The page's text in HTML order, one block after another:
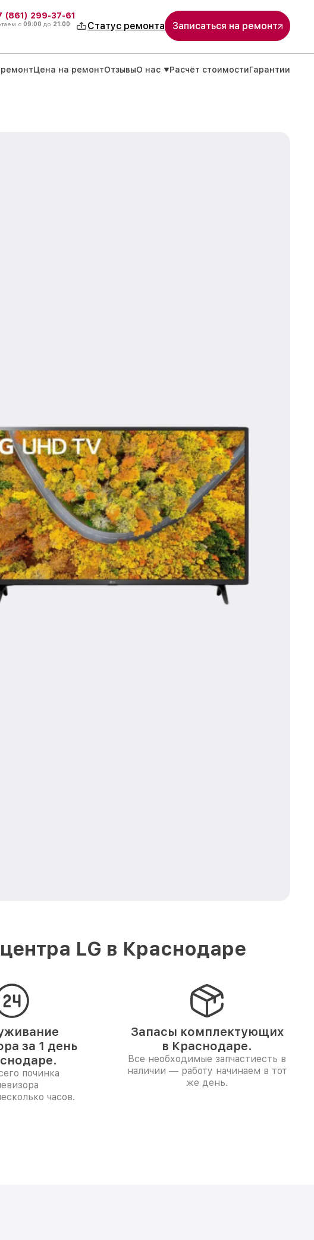
(861) 299-37-61
с 09:00 до 21:00 Статус ремонта Записаться на ремонт
Цена на ремонтОтзывыО нас Расчёт стоимостиГарантии
LG в Краснодаре
за 1 день
починка
часов.
Запасы комплектующих
в Краснодаре.
Все необходимые запчастиесть в
наличии — работу начинаем в тот
же день.